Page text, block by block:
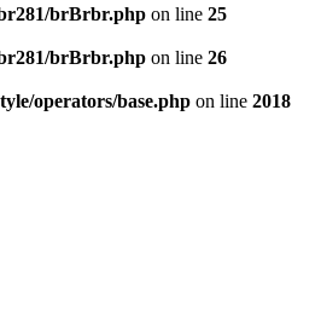
brBrbr.php on line 25
brBrbr.php on line 26
operators/base.php on line 2018